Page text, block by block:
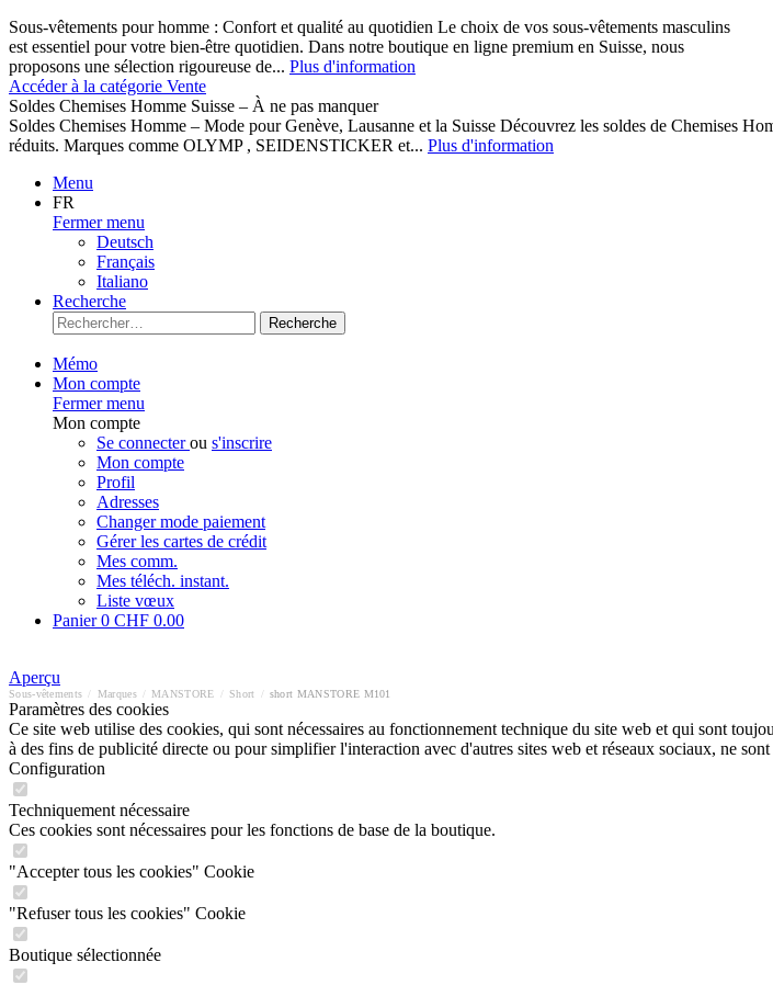
Sous-vêtements pour homme : Confort et qualité au quotidien Le choix de vos sous-vêtements masculins
est essentiel pour votre bien-être quotidien. Dans notre boutique en ligne premium en Suisse, nous
proposons une sélection rigoureuse de... Plus d'information
Accéder à la catégorie Vente
Soldes Chemises Homme Suisse – À ne pas manquer
Soldes Chemises Homme – Mode pour Genève, Lausanne et la Suisse Découvrez les soldes de Chemises
réduits. Marques comme OLYMP , SEIDENSTICKER et... Plus d'information
Menu
FR
Fermer menu
Deutsch
Français
Italiano
Recherche
Recherche
Mémo
Mon compte
Fermer menu
Mon compte
Se connecterou s'inscrire
Mon compte
Profil
Adresses
Changer mode paiement
Gérer les cartes de crédit
Mes comm.
Mes téléch. instant.
Liste vœux
Panier0 CHF 0.00
Aperçu
Sous-vêtements Marques MANSTORE Short short MANSTORE M101
Paramètres des cookies
Ce site web utilise des cookies, qui sont nécessaires au fonctionnement technique du site web et qui sont
à des fins de publicité directe ou pour simplifier l'interaction avec d'autres sites web et réseaux sociaux, ne
Configuration
Techniquement nécessaire
Ces cookies sont nécessaires pour les fonctions de base de la boutique.
"Accepter tous les cookies" Cookie
"Refuser tous les cookies" Cookie
Boutique sélectionnée